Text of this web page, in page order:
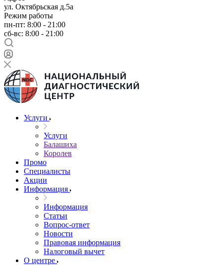
ул. Октябрьская д.5а
Режим работы
пн-пт: 8:00 - 21:00
сб-вс: 8:00 - 21:00
Услуги
Услуги
Балашиха
Королев
Промо
Специалисты
Акции
Информация
Информация
Статьи
Вопрос-ответ
Новости
Правовая информация
Налоговый вычет
О центре